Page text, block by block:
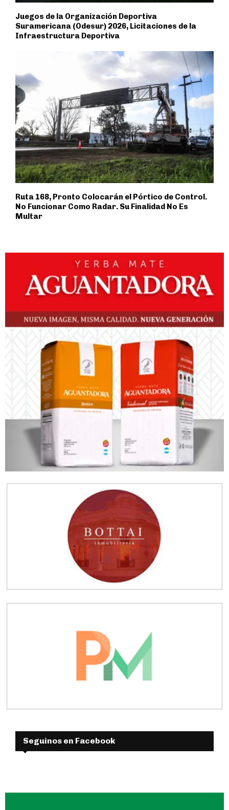
Juegos de la Organización Deportiva
Suramericana (Odesur) 2026, Licitaciones de la
Infraestructura Deportiva
Ruta 168, Pronto Colocarán el Pórtico de Control.
No Funcionar Como Radar. Su Finalidad No Es
Multar
Seguinos en Facebook